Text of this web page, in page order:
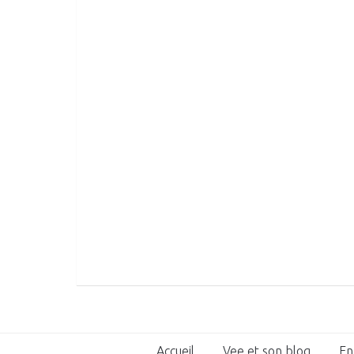
Accueil Vee et son blog